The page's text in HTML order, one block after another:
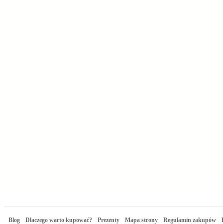
Blog Dlaczego warto kupować? Prezenty Mapa strony Regulamin zakupów